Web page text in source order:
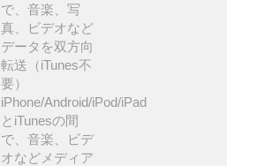
で、音楽、写
真、ビデオなど
データを双方向
転送（iTunes不
要）
iPhone/Android/iPod/iPad
とiTunesの間
で、音楽、ビデ
オなどメディア